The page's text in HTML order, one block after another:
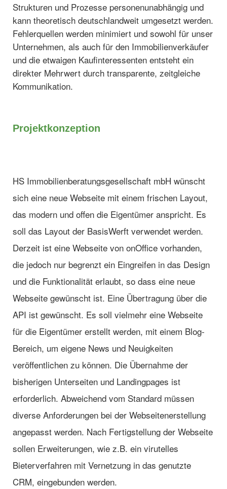
Strukturen und Prozesse personenunabhängig und
kann theoretisch deutschlandweit umgesetzt werden.
Fehlerquellen werden minimiert und sowohl für unser
Unternehmen, als auch für den Immobilienverkäufer
und die etwaigen Kaufinteressenten entsteht ein
direkter Mehrwert durch transparente, zeitgleiche
Kommunikation.
Projektkonzeption
HS Immobilienberatungsgesellschaft mbH wünscht
sich eine neue Webseite mit einem frischen Layout,
das modern und offen die Eigentümer anspricht. Es
soll das Layout der BasisWerft verwendet werden.
Derzeit ist eine Webseite von onOffice vorhanden,
die jedoch nur begrenzt ein Eingreifen in das Design
und die Funktionalität erlaubt, so dass eine neue
Webseite gewünscht ist. Eine Übertragung über die
API ist gewünscht. Es soll vielmehr eine Webseite
für die Eigentümer erstellt werden, mit einem Blog-
Bereich, um eigene News und Neuigkeiten
veröffentlichen zu können. Die Übernahme der
bisherigen Unterseiten und Landingpages ist
erforderlich. Abweichend vom Standard müssen
diverse Anforderungen bei der Webseitenerstellung
angepasst werden. Nach Fertigstellung der Webseite
sollen Erweiterungen, wie z.B. ein virutelles
Bieterverfahren mit Vernetzung in das genutzte
CRM, eingebunden werden.